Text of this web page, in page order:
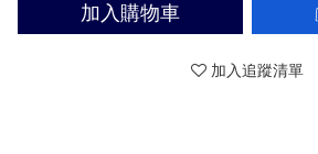
加入購物車
加入追蹤清單